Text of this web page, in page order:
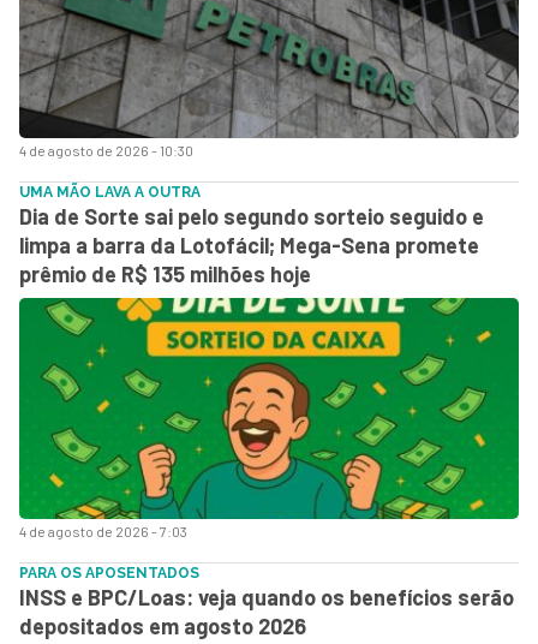
4 de agosto de 2026 - 10:30
4 de agosto de 2026 - 7:03
UMA MÃO LAVA A OUTRA
Dia de Sorte sai pelo segundo sorteio seguido e
limpa a barra da Lotofácil; Mega-Sena promete
prêmio de R$ 135 milhões hoje
PARA OS APOSENTADOS
INSS e BPC/Loas: veja quando os benefícios serão
depositados em agosto 2026